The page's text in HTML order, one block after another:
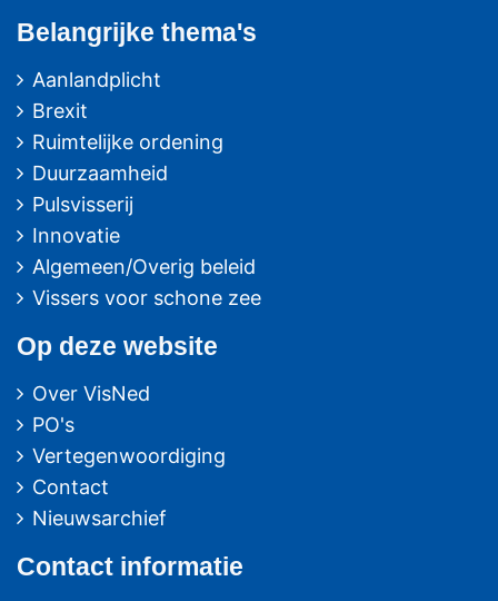
Belangrijke thema's
Aanlandplicht
Brexit
Ruimtelijke ordening
Duurzaamheid
Pulsvisserij
Innovatie
Algemeen/Overig beleid
Vissers voor schone zee
Op deze website
Over VisNed
PO's
Vertegenwoordiging
Contact
Nieuwsarchief
Contact informatie